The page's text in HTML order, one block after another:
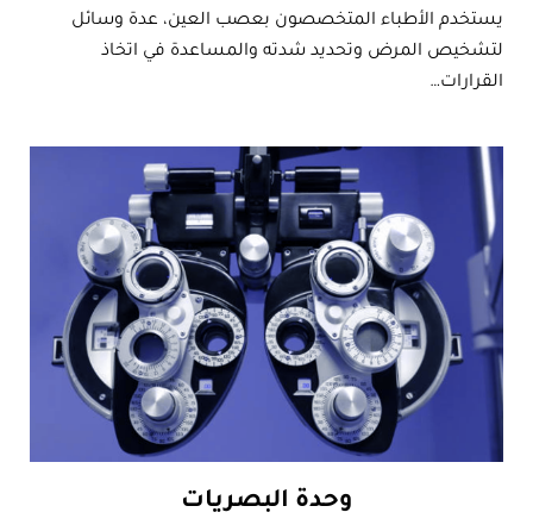
يستخدم الأطباء المتخصصون بعصب العين، عدة وسائل
لتشخيص المرض وتحديد شدته والمساعدة في اتخاذ
القرارات…
وحدة البصريات